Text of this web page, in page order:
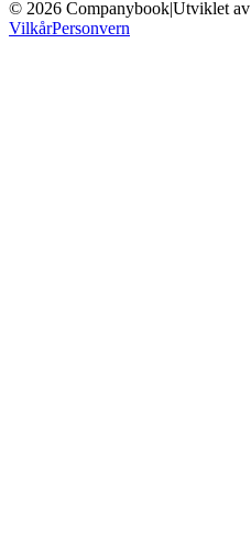
© 2026 Companybook|Utviklet av
VilkårPersonvern